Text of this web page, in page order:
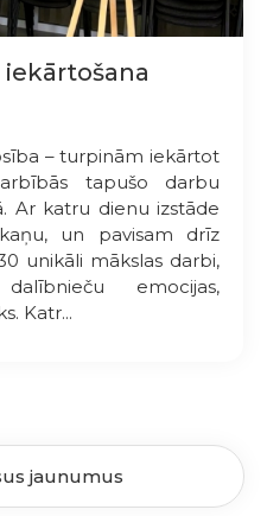
– turpinām iekārtot
tapušo darbu
Ar katru dienu izstāde
un pavisam drīz
unikāli mākslas darbi,
emocijas,
Katr...
jaunumus